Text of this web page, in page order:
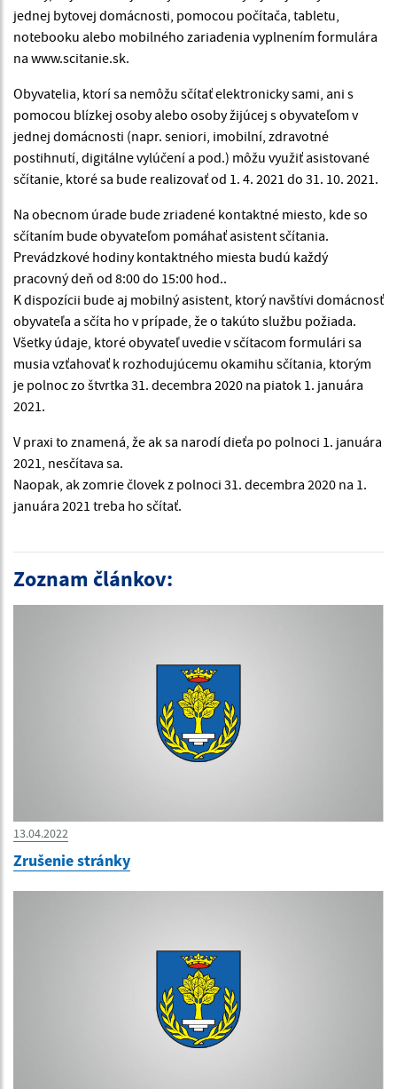
jednej bytovej domácnosti, pomocou počítača, tabletu,
notebooku alebo mobilného zariadenia vyplnením formulára
na www.scitanie.sk.
Obyvatelia, ktorí sa nemôžu sčítať elektronicky sami, ani s
pomocou blízkej osoby alebo osoby žijúcej s obyvateľom v
jednej domácnosti (napr. seniori, imobilní, zdravotné
postihnutí, digitálne vylúčení a pod.) môžu využiť asistované
sčítanie, ktoré sa bude realizovať od 1. 4. 2021 do 31. 10. 2021.
Na obecnom úrade bude zriadené kontaktné miesto, kde so
sčítaním bude obyvateľom pomáhať asistent sčítania.
Prevádzkové hodiny kontaktného miesta budú každý
pracovný deň od 8:00 do 15:00 hod..
K dispozícii bude aj mobilný asistent, ktorý navštívi domácnosť
obyvateľa a sčíta ho v prípade, že o takúto službu požiada.
Všetky údaje, ktoré obyvateľ uvedie v sčítacom formulári sa
musia vzťahovať k rozhodujúcemu okamihu sčítania, ktorým
je polnoc zo štvrtka 31. decembra 2020 na piatok 1. januára
2021.
V praxi to znamená, že ak sa narodí dieťa po polnoci 1. januára
2021, nesčítava sa.
Naopak, ak zomrie človek z polnoci 31. decembra 2020 na 1.
januára 2021 treba ho sčítať.
Zoznam článkov:
13.04.2022
Zrušenie stránky